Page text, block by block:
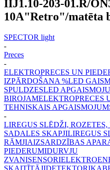
IIJ1.10-203-01.R/
10A"Retro"/matēta
SPECTOR light
-
Preces
-
ELEKTROPRECES UN
IZPĀRDOŠANA %LED
SPULDZESLED
BIROJAMELEKTROPRECES
TEHNISKAIS
-
LIREGUS SLĒDŽI, ROZETES,
SADALES SKAPJILIREGUS
RĀMJIAIZSARDZĪBAS
PIEDERUMIDURVJU
ZVANISENSORI
SKAITĪTĀJIDETEKTORI